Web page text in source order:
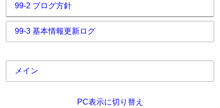
99-2 ブログ方針
99-3 基本情報更新ログ
メイン
PC表示に切り替え